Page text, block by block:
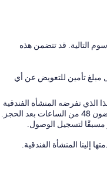
التالية. قد تتضمن هذه
تأمين للتعويض عن أي
الذي تفرضه المنشأة الفندقية
عبر رابط آمن، ويجب دفعه في غضون 48 من الساعات بعد الحجز.
مسبقًا لتسجيل الوصول.
إلينا المنشأة الفندقية.